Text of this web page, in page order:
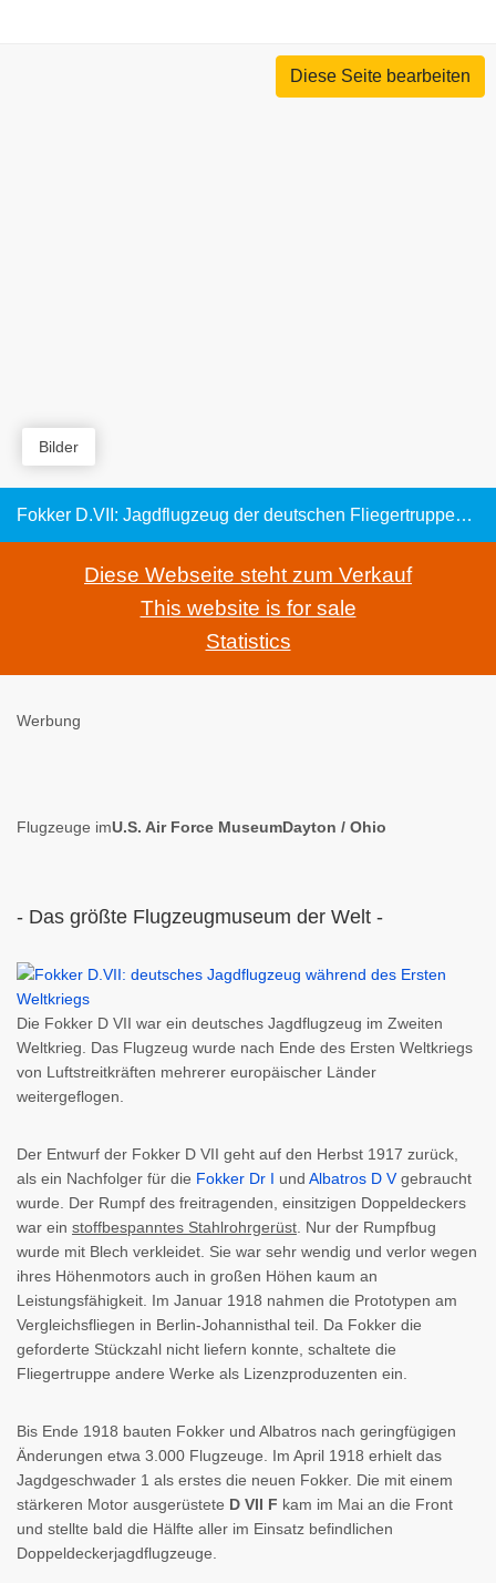
Diese Seite bearbeiten
Bilder
Fokker D.VII: Jagdflugzeug der deutschen Fliegertruppen während des Ersten Weltkriegs
Diese Webseite steht zum Verkauf
This website is for sale
Statistics
Werbung
Flugzeuge imU.S. Air Force MuseumDayton / Ohio
- Das größte Flugzeugmuseum der Welt -
Die Fokker D VII war ein deutsches Jagdflugzeug im Zweiten
Weltkrieg. Das Flugzeug wurde nach Ende des Ersten Weltkriegs
von Luftstreitkräften mehrerer europäischer Länder
weitergeflogen.
Der Entwurf der Fokker D VII geht auf den Herbst 1917 zurück,
als ein Nachfolger für die Fokker Dr I und Albatros D Vgebraucht
wurde. Der Rumpf des freitragenden, einsitzigen Doppeldeckers
war ein stoffbespanntes Stahlrohrgerüst . Nur der Rumpfbug
wurde mit Blech verkleidet. Sie war sehr wendig und verlor wegen
ihres Höhenmotors auch in großen Höhen kaum an
Leistungsfähigkeit. Im Januar 1918 nahmen die Prototypen am
Vergleichsfliegen in Berlin-Johannisthal teil. Da Fokker die
geforderte Stückzahl nicht liefern konnte, schaltete die
Fliegertruppe andere Werke als Lizenzproduzenten ein.
Bis Ende 1918 bauten Fokker und Albatros nach geringfügigen
Änderungen etwa 3.000 Flugzeuge. Im April 1918 erhielt das
Jagdgeschwader 1 als erstes die neuen Fokker. Die mit einem
stärkeren Motor ausgerüstete D VII F kam im Mai an die Front
und stellte bald die Hälfte aller im Einsatz befindlichen
Doppeldeckerjagdflugzeuge.